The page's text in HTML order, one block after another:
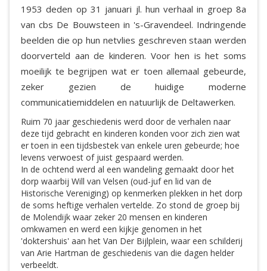
1953 deden op 31 januari jl. hun verhaal in groep 8a
van cbs De Bouwsteen in 's-Gravendeel. Indringende
beelden die op hun netvlies geschreven staan werden
doorverteld aan de kinderen. Voor hen is het soms
moeilijk te begrijpen wat er toen allemaal gebeurde,
zeker gezien de huidige moderne
communicatiemiddelen en natuurlijk de Deltawerken.
Ruim 70 jaar geschiedenis werd door de verhalen naar
deze tijd gebracht en kinderen konden voor zich zien wat
er toen in een tijdsbestek van enkele uren gebeurde; hoe
levens verwoest of juist gespaard werden.
In de ochtend werd al een wandeling gemaakt door het
dorp waarbij Will van Velsen (oud-juf en lid van de
Historische Vereniging) op kenmerken plekken in het dorp
de soms heftige verhalen vertelde. Zo stond de groep bij
de Molendijk waar zeker 20 mensen en kinderen
omkwamen en werd een kijkje genomen in het
'doktershuis' aan het Van Der Bijlplein, waar een schilderij
van Arie Hartman de geschiedenis van die dagen helder
verbeeldt.